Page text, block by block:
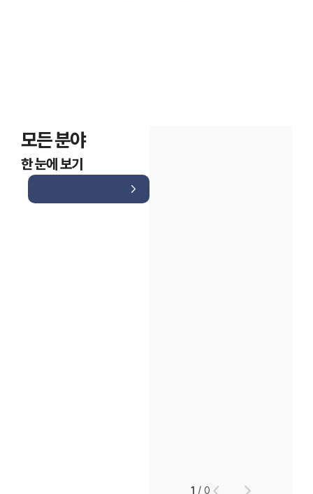
모든 분야
한 눈에 보기
1 /0